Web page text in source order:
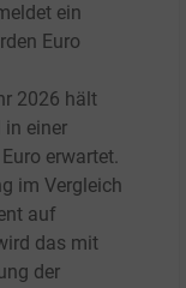
ein
Euro
2026 hält
in einer
erwartet.
im Vergleich
auf
das mit
der